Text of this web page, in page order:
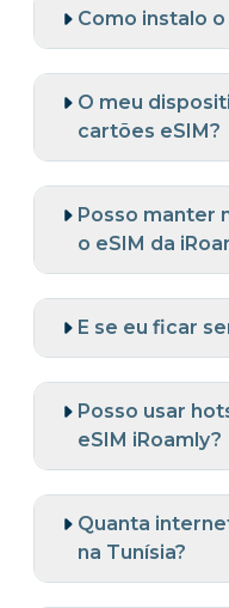
Como instalo o
O meu
cartões eSIM?
Posso manter
o eSIM da
E se eu ficar
Posso usar
eSIM iRoamly?
Quanta
na Tunísia?